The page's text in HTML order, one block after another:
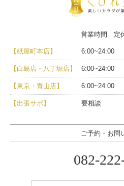
営業時間 定
【紙屋町本店】 6:00~24:00
【白島店・八丁堀店】 6:00~24:00
【東京・青山店】 6:00~24:00
【出張サポ】 要相談
ご予約・お問
082-